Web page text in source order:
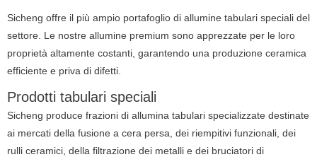
Sicheng offre il più ampio portafoglio di allumine tabulari speciali del
settore. Le nostre allumine premium sono apprezzate per le loro
proprietà altamente costanti, garantendo una produzione ceramica
efficiente e priva di difetti.
Prodotti tabulari speciali
Sicheng produce frazioni di allumina tabulari specializzate destinate
ai mercati della fusione a cera persa, dei riempitivi funzionali, dei
rulli ceramici, della filtrazione dei metalli e dei bruciatori di